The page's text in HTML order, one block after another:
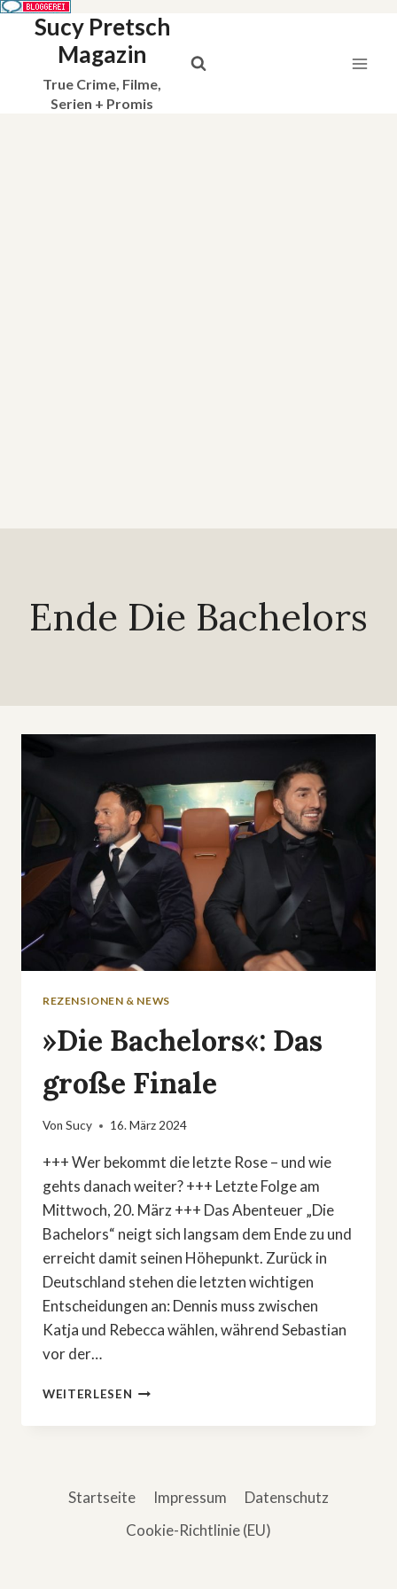
Sucy Pretsch
Magazin
True Crime, Filme,
Serien + Promis
Ende Die Bachelors
REZENSIONEN & NEWS
»Die Bachelors«: Das
große Finale
Von Sucy 16. März 2024
+++ Wer bekommt die letzte Rose – und wie
gehts danach weiter? +++ Letzte Folge am
Mittwoch, 20. März +++ Das Abenteuer „Die
Bachelors“ neigt sich langsam dem Ende zu und
erreicht damit seinen Höhepunkt. Zurück in
Deutschland stehen die letzten wichtigen
Entscheidungen an: Dennis muss zwischen
Katja und Rebecca wählen, während Sebastian
vor der…
WEITERLESEN »DIE
DAS
Startseite Impressum
Datenschutz
Cookie-Richtlinie (EU)